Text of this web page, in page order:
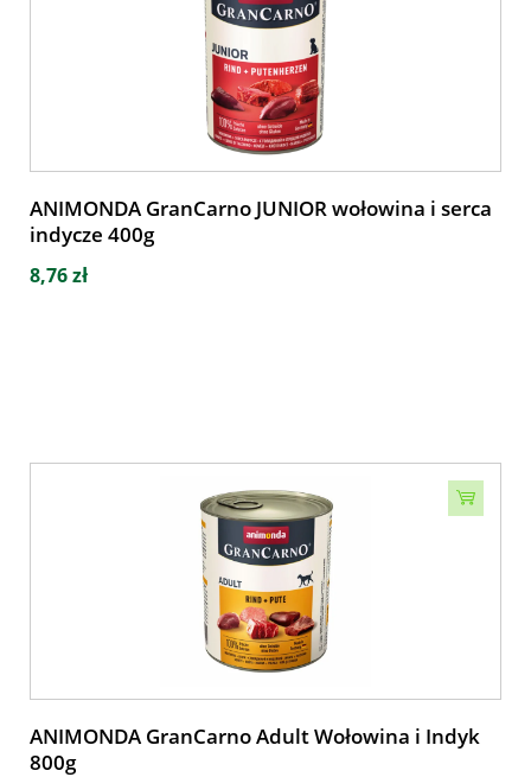
ANIMONDA GranCarno JUNIOR wołowina i serca
indycze 400g
8,76 zł
ANIMONDA GranCarno Adult Wołowina i Indyk
800g